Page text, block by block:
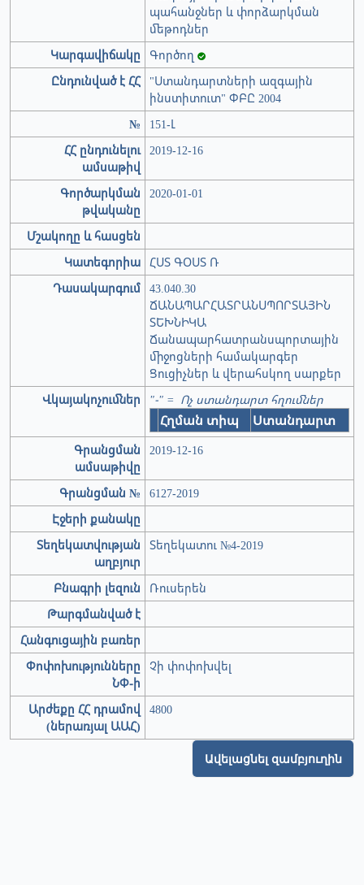
պահանջներ և փորձարկման
մեթոդներ
Կարգավիճակը
Գործող
Ընդունված է ՀՀ
"Ստանդարտների ազգային
ինստիտուտ" ՓԲԸ 2004
№
151-Լ
ՀՀ ընդունելու
ամսաթիվ
2019-12-16
Գործարկման
թվականը
2020-01-01
Մշակողը և հասցեն
Կատեգորիա ՀՍՏ ԳՕՍՏ Ռ
Դասակարգում 43.040.30
ՃԱՆԱՊԱՐՀԱՏՐԱՆՍՊՈՐՏԱՅԻՆ
ՏԵԽՆԻԿԱ
Ճանապարհատրանսպորտային
միջոցների համակարգեր
Ցուցիչներ և վերահսկող սարքեր
Վկայակոչումներ
"-" = Ոչ ստանդարտ հղումներ
Հղման տիպ Ստանդարտ
Գրանցման
ամսաթիվը
2019-12-16
Գրանցման №
6127-2019
Էջերի քանակը
Տեղեկատվության
աղբյուր
Տեղեկատու №4-2019
Բնագրի լեզուն
Ռուսերեն
Թարգմանված է
Հանգուցային բառեր
Փոփոխությունները
ՆՓ-ի
Չի փոփոխվել
Արժեքը ՀՀ դրամով
(ներառյալ ԱԱՀ)
4800
Ավելացնել զամբյուղին